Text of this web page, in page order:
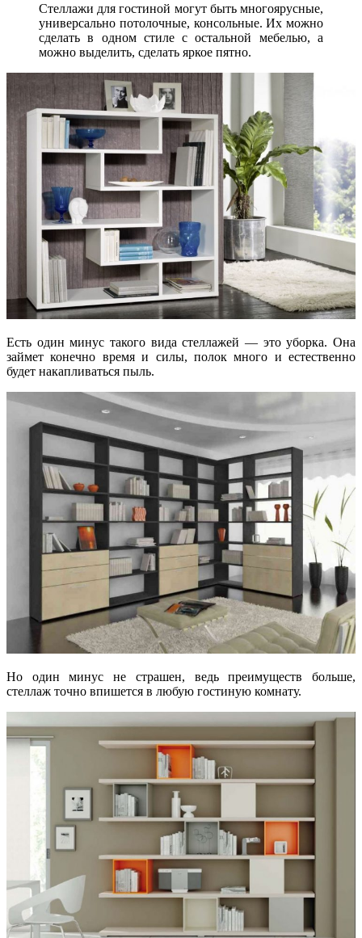
Стеллажи для гостиной могут быть многоярусные,
универсально потолочные, консольные. Их можно
сделать в одном стиле с остальной мебелью, а
можно выделить, сделать яркое пятно.
Есть один минус такого вида стеллажей — это уборка. Она
займет конечно время и силы, полок много и естественно
будет накапливаться пыль.
Но один минус не страшен, ведь преимуществ больше,
стеллаж точно впишется в любую гостиную комнату.